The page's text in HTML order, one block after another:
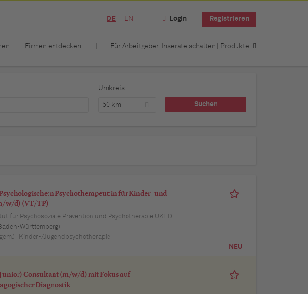
DE EN Login Registrieren
Firmen entdecken Für Arbeitgeber: Inserate schalten | Produkte
Umkreis
50 km
Psychotherapeut:in für Kinder- und
w/d) (VT/TP)
für Psychosoziale Prävention und Psychotherapie UKHD
Württemberg)
| Kinder-/Jugendpsychotherapie
NEU
Consultant (m/w/d) mit Fokus auf
Diagnostik